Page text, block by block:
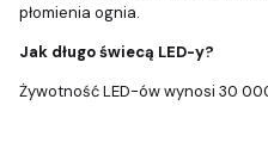
płomienia ognia.
Jak długo świecą LED-y?
Żywotność LED-ów wynosi 30